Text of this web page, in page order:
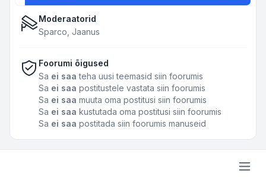
Moderaatorid
Sparco Jaanus
Foorumi õigused
Sa ei saa teha uusi teemasid siin foorumis
Sa ei saa postitustele vastata siin foorumis
Sa ei saa muuta oma postitusi siin foorumis
Sa ei saa kustutada oma postitusi siin foorumis
Sa ei saa postitada siin foorumis manuseid